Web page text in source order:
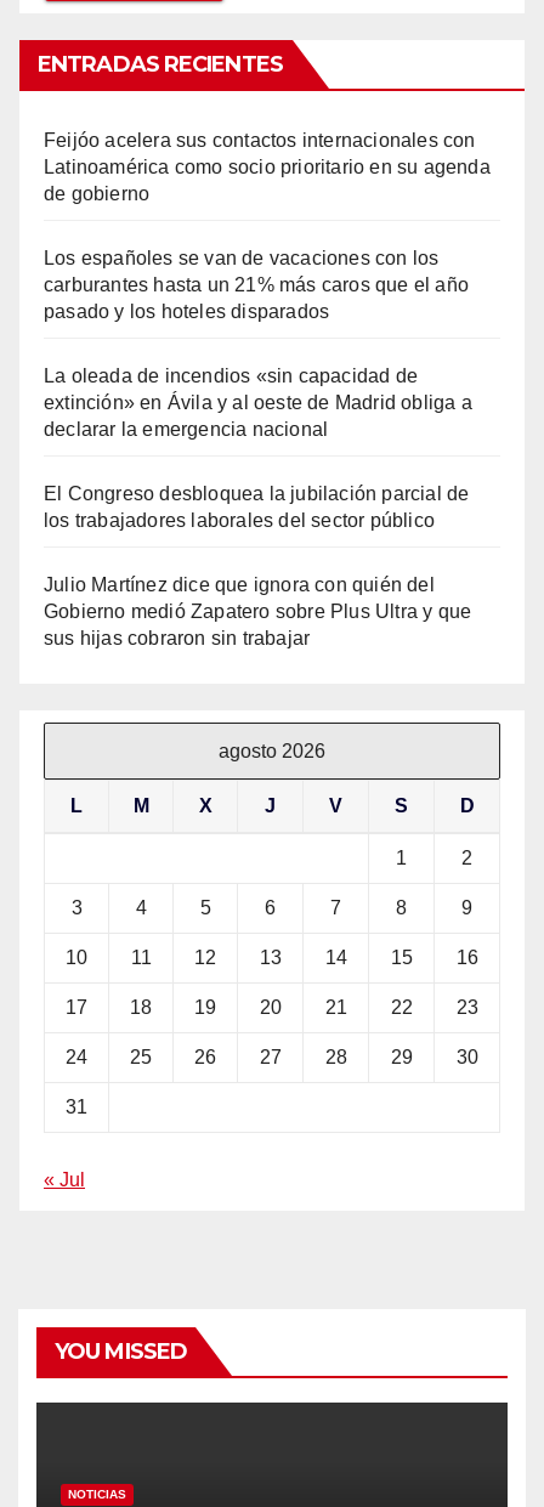
ENTRADAS RECIENTES
Feijóo acelera sus contactos internacionales con
Latinoamérica como socio prioritario en su agenda
de gobierno
Los españoles se van de vacaciones con los
carburantes hasta un 21% más caros que el año
pasado y los hoteles disparados
La oleada de incendios «sin capacidad de
extinción» en Ávila y al oeste de Madrid obliga a
declarar la emergencia nacional
El Congreso desbloquea la jubilación parcial de
los trabajadores laborales del sector público
Julio Martínez dice que ignora con quién del
Gobierno medió Zapatero sobre Plus Ultra y que
sus hijas cobraron sin trabajar
agosto 2026
L M X J V S D
1 2
3 4 5 6 7 8 9
10 11 12 13 14 15 16
17 18 19 20 21 22 23
24 25 26 27 28 29 30
31
« Jul
YOU MISSED
NOTICIAS